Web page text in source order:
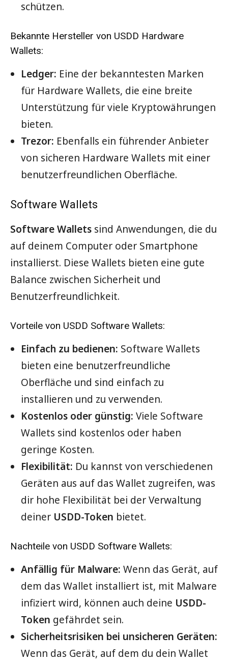
schützen.
Bekannte Hersteller von USDD Hardware
Wallets:
Ledger: Eine der bekanntesten Marken
für Hardware Wallets, die eine breite
Unterstützung für viele Kryptowährungen
bieten.
Trezor: Ebenfalls ein führender Anbieter
von sicheren Hardware Wallets mit einer
benutzerfreundlichen Oberfläche.
Software Wallets
Software Wallets sind Anwendungen, die du
auf deinem Computer oder Smartphone
installierst. Diese Wallets bieten eine gute
Balance zwischen Sicherheit und
Benutzerfreundlichkeit.
Vorteile von USDD Software Wallets:
Einfach zu bedienen: Software Wallets
bieten eine benutzerfreundliche
Oberfläche und sind einfach zu
installieren und zu verwenden.
Kostenlos oder günstig: Viele Software
Wallets sind kostenlos oder haben
geringe Kosten.
Flexibilität: Du kannst von verschiedenen
Geräten aus auf das Wallet zugreifen, was
dir hohe Flexibilität bei der Verwaltung
deiner USDD-Token bietet.
Nachteile von USDD Software Wallets:
Anfällig für Malware: Wenn das Gerät, auf
dem das Wallet installiert ist, mit Malware
infiziert wird, können auch deine USDD-
Token gefährdet sein.
Sicherheitsrisiken bei unsicheren Geräten:
Wenn das Gerät, auf dem du dein Wallet